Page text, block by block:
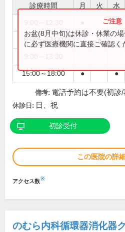
診療時間 月 火 水
●
9:00～13:00 ●
15:00～18:00 ● ●
お盆(8月中旬)は休診・休業の
に必ず医療機関に直接ご確認く
備考: 電話予約は不要(初診/
休診日: 日、祝
初診受付
この医院の詳
アクセス数※
のむら内科循環器消化器